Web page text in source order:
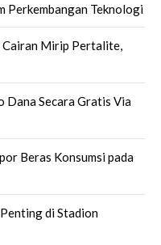
Perkembangan Teknologi
Cairan Mirip Pertalite,
Dana Secara Gratis Via
Beras Konsumsi pada
di Stadion